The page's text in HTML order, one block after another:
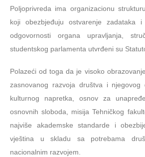
Poljoprivreda ima organizacionu
koji obezbjeđuju ostvarenje zadataka
odgovornosti organa upravljanja,
studentskog parlamenta utvrđeni su
Polazeći od toga da je visoko
zasnovanog razvoja društva i njegovog
kulturnog napretka, osnov za
osnovnih sloboda, misija Tehničkog
najviše akademske standarde i
vještina u skladu sa potrebama
nacionalnim razvojem.